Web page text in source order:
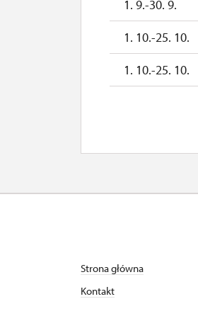
1. 9.-30. 9.
1. 10.-25. 10.
1. 10.-25. 10.
Strona główna
Kontakt